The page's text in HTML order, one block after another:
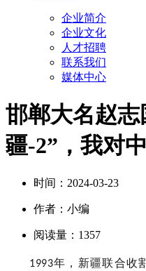
企业简介
企业文化
人才招聘
联系我们
媒体中心
邯郸大名赵
疆-2”，我对
时间： 2024-03-23
作者： 小编
阅读量： 1357
1993年，新疆联合收